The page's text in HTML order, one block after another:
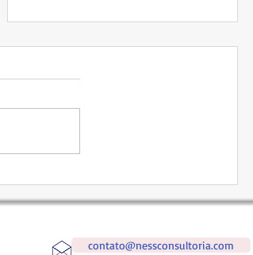
Armadilha Financeira?
contato@nessconsultoria.com